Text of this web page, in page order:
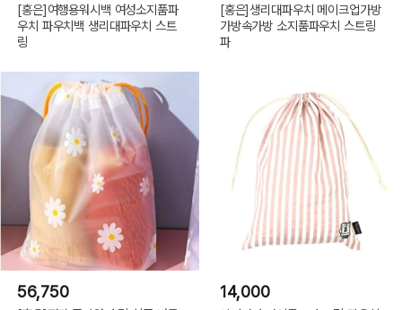
[홍은]여행용워시백 여성소지품파
우치 파우치백 생리대파우치 스트
링
[홍은]생리대파우치 메이크업가방
가방속가방 소지품파우치 스트링
파
56,750 14,000